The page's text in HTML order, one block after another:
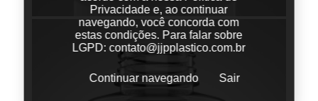
Privacidade e, ao continuar
navegando, você concorda com
estas condições. Para falar sobre
LGPD:contato@jjpplastico.com.br
Continuar navegando Sair